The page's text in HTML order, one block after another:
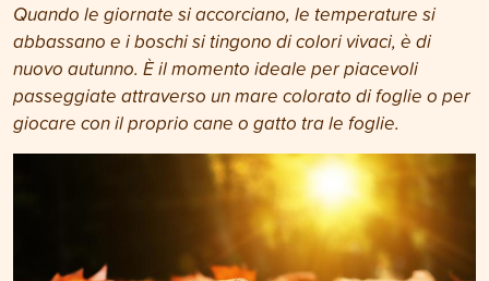
Quando le giornate si accorciano, le temperature si
abbassano e i boschi si tingono di colori vivaci, è di
nuovo autunno. È il momento ideale per piacevoli
passeggiate attraverso un mare colorato di foglie o per
giocare con il proprio cane o gatto tra le foglie.